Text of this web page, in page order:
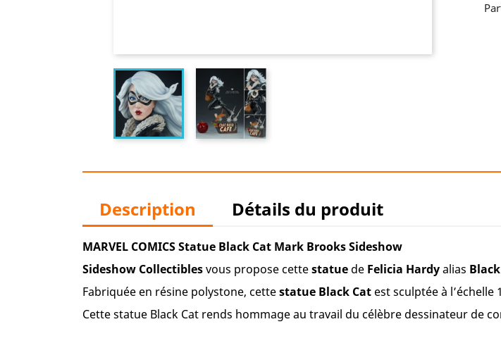
Description Détails du produit
MARVEL COMICS Statue Black Cat Mark Brooks Sideshow
Sideshow Collectiblesvous propose cettestatue de Felicia Hardyalias
Fabriquée en résine polystone, cettestatue Black Cat est sculptée à l’échelle
Cette statue Black Cat rends hommage au travail du célèbre dessinateur de